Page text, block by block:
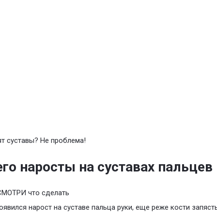
суставы? Не проблема!
наросты на суставах пальцев
что сделать
нарост на суставе пальца руки, еще реже кости